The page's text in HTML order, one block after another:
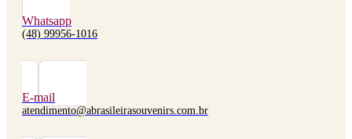
Whatsapp
(48) 99956-1016
E-mail
atendimento@abrasileirasouvenirs.com.br